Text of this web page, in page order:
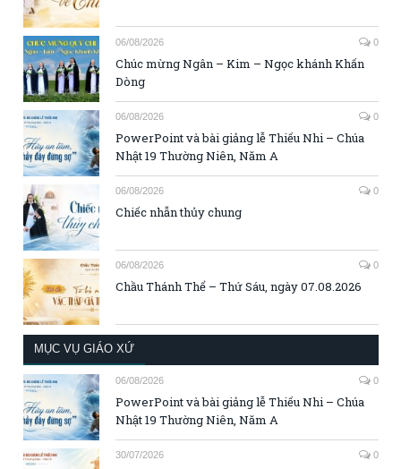
06/08/2026 0
Chúc mừng Ngân – Kim – Ngọc khánh Khấn
Dòng
06/08/2026 0
PowerPoint và bài giảng lễ Thiếu Nhi – Chúa
Nhật 19 Thường Niên, Năm A
06/08/2026 0
Chiếc nhẫn thủy chung
06/08/2026 0
Chầu Thánh Thể – Thứ Sáu, ngày 07.08.2026
MỤC VỤ GIÁO XỨ
06/08/2026 0
PowerPoint và bài giảng lễ Thiếu Nhi – Chúa
Nhật 19 Thường Niên, Năm A
30/07/2026 0